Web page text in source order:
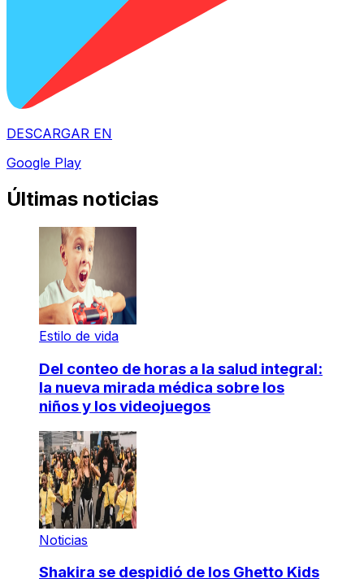
DESCARGAR EN
Google Play
Últimas noticias
Estilo de vida
Del conteo de horas a la salud integral:
la nueva mirada médica sobre los
niños y los videojuegos
Noticias
Shakira se despidió de los Ghetto Kids